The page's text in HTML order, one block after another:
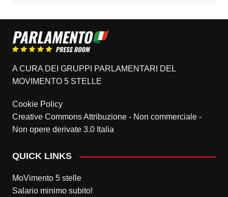
A CURA DEI GRUPPI PARLAMENTARI DEL
MOVIMENTO 5 STELLE
Cookie Policy
Creative Commons Attribuzione - Non commerciale -
Non opere derivate 3.0 Italia
QUICK LINKS
MoVimento 5 stelle
Salario minimo subito!